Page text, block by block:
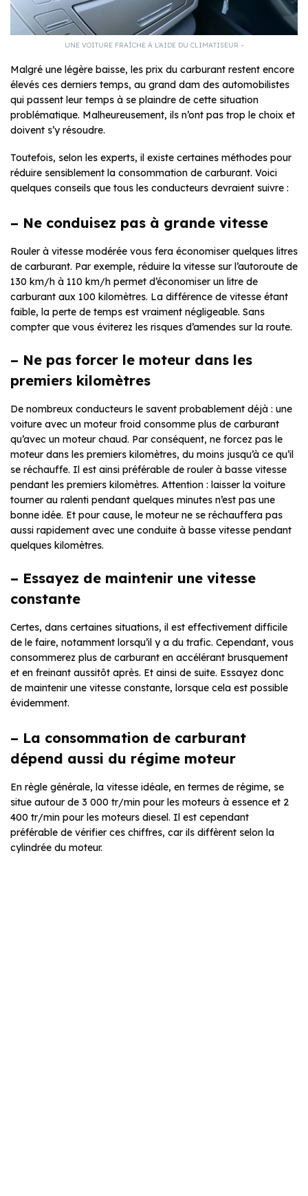
UNE VOITURE FRAÎCHE À L’AIDE DU CLIMATISEUR –
Malgré une légère baisse, les prix du carburant restent encore
élevés ces derniers temps, au grand dam des automobilistes
qui passent leur temps à se plaindre de cette situation
problématique. Malheureusement, ils n’ont pas trop le choix et
doivent s’y résoudre.
Toutefois, selon les experts, il existe certaines méthodes pour
réduire sensiblement la consommation de carburant. Voici
quelques conseils que tous les conducteurs devraient suivre :
– Ne conduisez pas à grande vitesse
Rouler à vitesse modérée vous fera économiser quelques litres
de carburant. Par exemple, réduire la vitesse sur l’autoroute de
130 km/h à 110 km/h permet d’économiser un litre de
carburant aux 100 kilomètres. La différence de vitesse étant
faible, la perte de temps est vraiment négligeable. Sans
compter que vous éviterez les risques d’amendes sur la route.
– Ne pas forcer le moteur dans les
premiers kilomètres
De nombreux conducteurs le savent probablement déjà : une
voiture avec un moteur froid consomme plus de carburant
qu’avec un moteur chaud. Par conséquent, ne forcez pas le
moteur dans les premiers kilomètres, du moins jusqu’à ce qu’il
se réchauffe. Il est ainsi préférable de rouler à basse vitesse
pendant les premiers kilomètres. Attention : laisser la voiture
tourner au ralenti pendant quelques minutes n’est pas une
bonne idée. Et pour cause, le moteur ne se réchauffera pas
aussi rapidement avec une conduite à basse vitesse pendant
quelques kilomètres.
– Essayez de maintenir une vitesse
constante
Certes, dans certaines situations, il est effectivement difficile
de le faire, notamment lorsqu’il y a du trafic. Cependant, vous
consommerez plus de carburant en accélérant brusquement
et en freinant aussitôt après. Et ainsi de suite. Essayez donc
de maintenir une vitesse constante, lorsque cela est possible
évidemment.
– La consommation de carburant
dépend aussi du régime moteur
En règle générale, la vitesse idéale, en termes de régime, se
situe autour de 3 000 tr/min pour les moteurs à essence et 2
400 tr/min pour les moteurs diesel. Il est cependant
préférable de vérifier ces chiffres, car ils diffèrent selon la
cylindrée du moteur.